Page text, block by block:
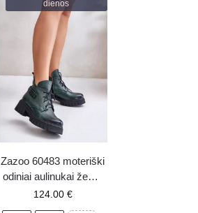
dienos
Zazoo 60483 moteriški
odiniai aulinukai žema
aulų dalimi, šiltinti,
124.00 €